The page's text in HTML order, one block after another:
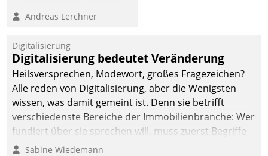
Softwareentwicklungshaus
Andreas Lerchner
Digitalisierung
Digitalisierung bedeutet Veränderung
Heilsversprechen, Modewort, großes Fragezeichen?
Alle reden von Digitalisierung, aber die Wenigsten
wissen, was damit gemeint ist. Denn sie betrifft
verschiedenste Bereiche der Immobilienbranche: Wer
fundiert über sie sprechen will, muss zuerst Begriffe
klären. Ein Aspekt ist die betriebliche Optimierung:
Sabine Wiedemann